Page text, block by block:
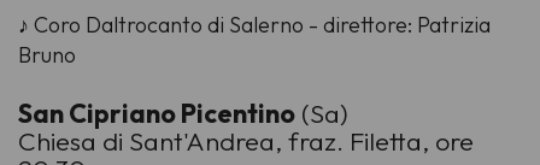
♪ Coro Daltrocanto di Salerno - direttore: Patrizia
Bruno
San Cipriano Picentino (Sa)
Chiesa di Sant'Andrea, fraz. Filetta, ore